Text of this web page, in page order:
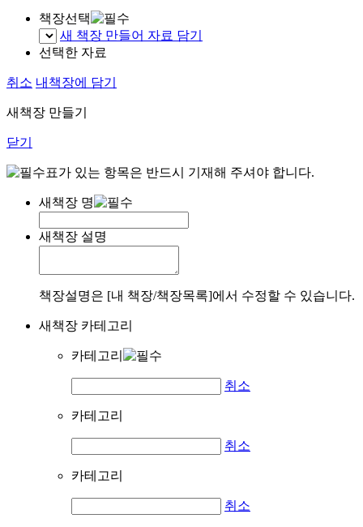
책장선택
새 책장 만들어 자료 담기
선택한 자료
취소 내책장에 담기
새책장 만들기
닫기
표가 있는 항목은 반드시 기재해 주셔야 합니다.
새책장 명
새책장 설명
책장설명은 [내 책장/책장목록]에서 수정할 수 있습니다.
새책장 카테고리
카테고리
취소
카테고리
취소
카테고리
취소